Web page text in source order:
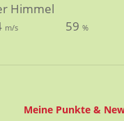
Himmel
m/s 59%
Meine Punkte &